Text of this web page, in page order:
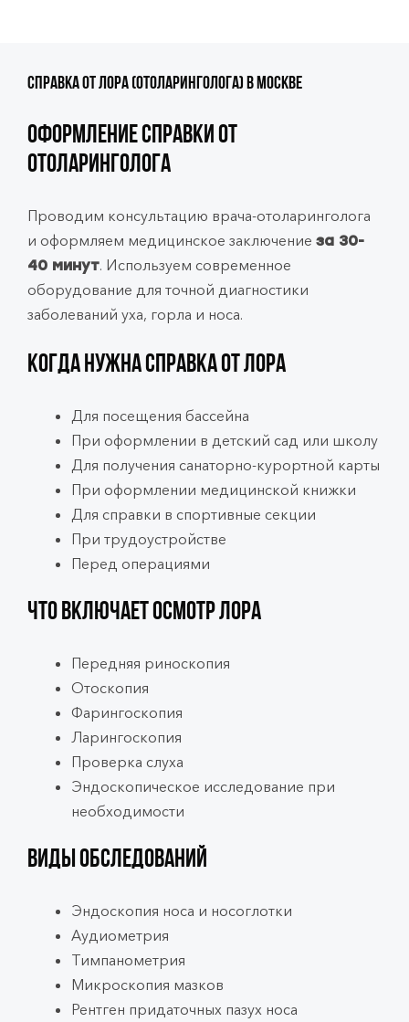
Справка от ЛОРа (отоларинголога) в Москве
Оформление справки от
отоларинголога
Проводим консультацию врача-отоларинголога
и оформляем медицинское заключение за 30-
40 минут. Используем современное
оборудование для точной диагностики
заболеваний уха, горла и носа.
Когда нужна справка от ЛОРа
Для посещения бассейна
При оформлении в детский сад или школу
Для получения санаторно-курортной карты
При оформлении медицинской книжки
Для справки в спортивные секции
При трудоустройстве
Перед операциями
Что включает осмотр ЛОРа
Передняя риноскопия
Отоскопия
Фарингоскопия
Ларингоскопия
Проверка слуха
Эндоскопическое исследование при
необходимости
Виды обследований
Эндоскопия носа и носоглотки
Аудиометрия
Тимпанометрия
Микроскопия мазков
Рентген придаточных пазух носа